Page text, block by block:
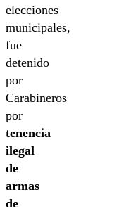
elecciones
municipales,
fue
detenido
por
Carabineros
por
tenencia
ilegal
de
armas
de